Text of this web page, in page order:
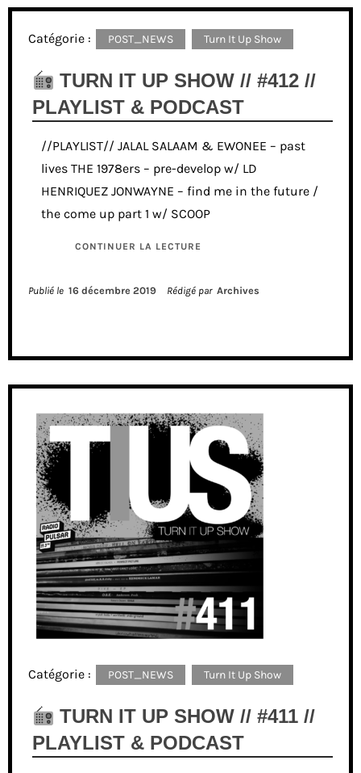
Catégorie : POST_NEWS Turn It Up Show
TURN IT UP SHOW // #412 //
PLAYLIST & PODCAST
//PLAYLIST// JALAL SALAAM & EWONEE – past
lives THE 1978ers – pre-develop w/ LD
HENRIQUEZ JONWAYNE – find me in the future /
the come up part 1 w/ SCOOP
CONTINUER LA LECTURE
Publié le 16 décembre 2019 Rédigé par Archives
Catégorie : POST_NEWS Turn It Up Show
TURN IT UP SHOW // #411 //
PLAYLIST & PODCAST